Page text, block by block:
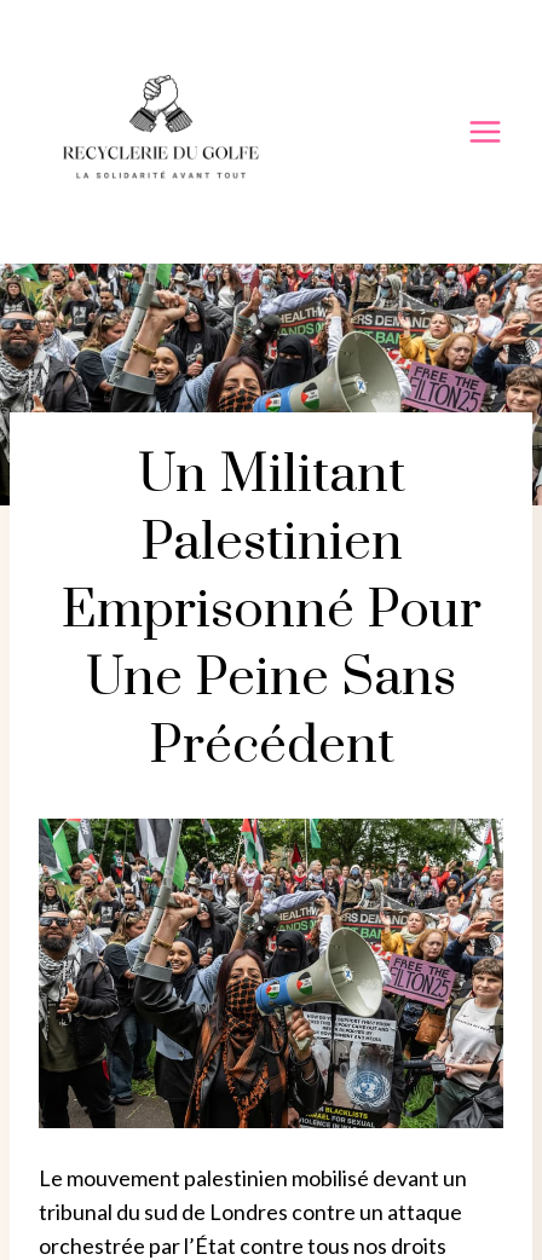
Un Militant
Palestinien
Emprisonné Pour
Une Peine Sans
Précédent
Le mouvement palestinien mobilisé devant un
tribunal du sud de Londres contre un attaque
orchestrée par l’État contre tous nos droits